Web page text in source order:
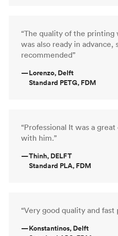
“The quality of the printing
was also ready in advance,
recommended”
—Lorenzo, Delft
Standard PETG, FDM
“Professional It was a
with him.”
—Thinh, DELFT
Standard PLA, FDM
“Very good quality and
—Konstantinos, Delft